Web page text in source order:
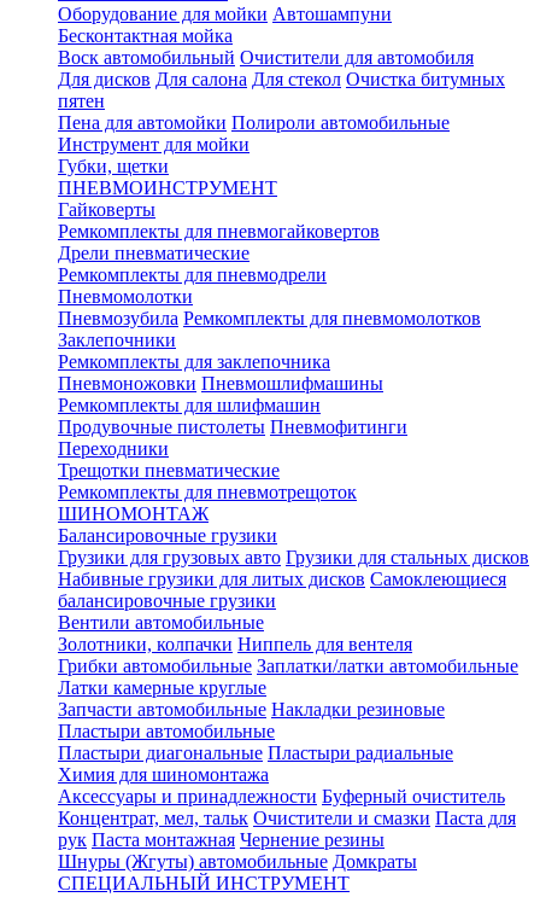
Оборудование для мойки Автошампуни
Бесконтактная мойка
Воск автомобильный Очистители для автомобиля
Для дисков Для салона Для стекол Очистка битумных
пятен
Пена для автомойки Полироли автомобильные
Инструмент для мойки
Губки, щетки
ПНЕВМОИНСТРУМЕНТ
Гайковерты
Ремкомплекты для пневмогайковертов
Дрели пневматические
Ремкомплекты для пневмодрели
Пневмомолотки
Пневмозубила Ремкомплекты для пневмомолотков
Заклепочники
Ремкомплекты для заклепочника
Пневмоножовки Пневмошлифмашины
Ремкомплекты для шлифмашин
Продувочные пистолеты Пневмофитинги
Переходники
Трещотки пневматические
Ремкомплекты для пневмотрещоток
ШИНОМОНТАЖ
Балансировочные грузики
Грузики для грузовых авто Грузики для стальных дисков
Набивные грузики для литых дисков Самоклеющиеся
балансировочные грузики
Вентили автомобильные
Золотники, колпачки Ниппель для вентеля
Грибки автомобильные Заплатки/латки автомобильные
Латки камерные круглые
Запчасти автомобильные Накладки резиновые
Пластыри автомобильные
Пластыри диагональные Пластыри радиальные
Химия для шиномонтажа
Аксессуары и принадлежности Буферный очиститель
Концентрат, мел, тальк Очистители и смазки Паста для
рук Паста монтажная Чернение резины
Шнуры (Жгуты) автомобильные Домкраты
СПЕЦИАЛЬНЫЙ ИНСТРУМЕНТ